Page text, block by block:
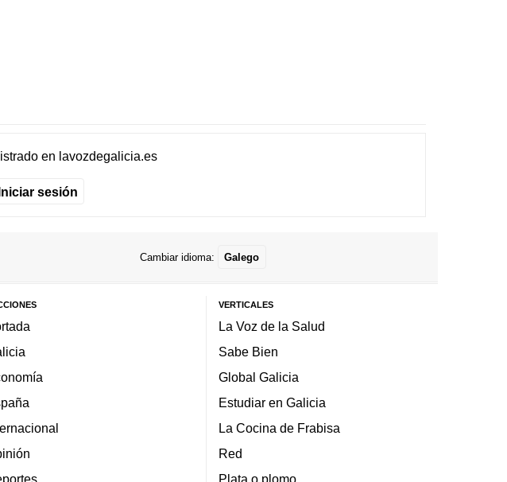
en lavozdegalicia.es
sesión
Cambiar idioma: Galego
VERTICALES
La Voz de la Salud
Sabe Bien
Global Galicia
Estudiar en Galicia
La Cocina de Frabisa
Red
Plata o plomo